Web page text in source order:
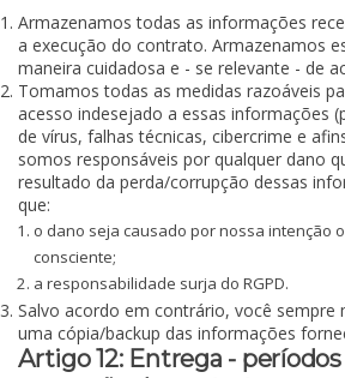
Armazenamos todas as informações
a execução do contrato. Armazenamos
maneira cuidadosa e - se relevante - de
Tomamos todas as medidas razoáveis
acesso indesejado a essas informações
de vírus, falhas técnicas, cibercrime e
somos responsáveis por qualquer dano
resultado da perda/corrupção dessas
que:
o dano seja causado por nossa intenção
consciente;
a responsabilidade surja do RGPD.
Salvo acordo em contrário, você sempre
uma cópia/backup das informações
Artigo 12: Entrega -